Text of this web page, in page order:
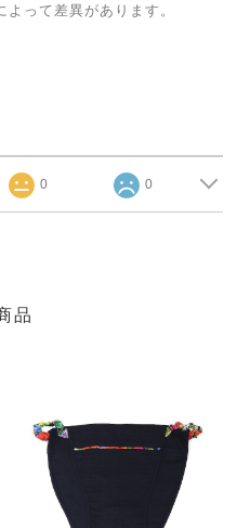
って差異があります。
0 0
品